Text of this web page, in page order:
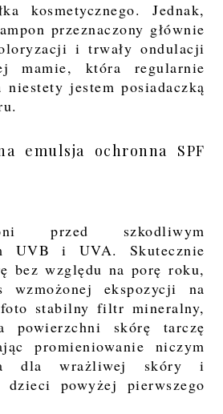
kosmetycznego. Jednak,
przeznaczony głównie
i trwały ondulacji
mamie, która regularnie
niestety jestem posiadaczką
emulsja ochronna SPF
przed szkodliwym
UVB i UVA. Skutecznie
bez względu na porę roku,
wzmożonej ekspozycji na
foto stabilny filtr mineralny,
powierzchni skórę tarczę
promieniowanie niczym
dla wrażliwej skóry i
dzieci powyżej pierwszego